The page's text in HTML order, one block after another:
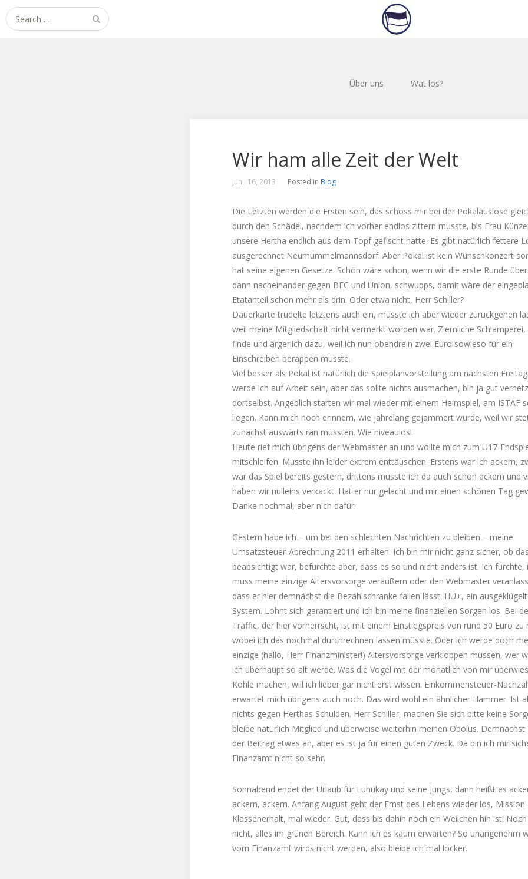
Search
for:
Über uns Wat los?
Wir ham alle Zeit der Welt
Juni, 16, 2013 Posted in Blog
Die Letzten werden die Ersten sein, das schoss mir bei der Pokalauslose
durch den Schädel, nachdem ich vorher endlos zittern musste, bis Frau
unsere Hertha endlich aus dem Topf gefischt hatte. Es gibt natürlich fettere
ausgerechnet Neumümmelmannsdorf. Aber Pokal ist kein Wunschkonzert
hat seine eigenen Gesetze. Schön wäre schon, wenn wir die erste Runde
dann nacheinander gegen BFC und Union, schwupps, damit wäre der
Etatanteil schon mehr als drin. Oder etwa nicht, Herr Schiller?
Dauerkarte trudelte letztens auch ein, musste ich aber wieder zurückgehen
weil meine Mitgliedschaft nicht vermerkt worden war. Ziemliche Schlamperei,
finde und ärgerlich dazu, weil ich nun obendrein zwei Euro sowieso für ein
Einschreiben berappen musste.
Viel besser als Pokal ist natürlich die Spielplanvorstellung am nächsten
werde ich auf Arbeit sein, aber das sollte nichts ausmachen, bin ja gut
dortselbst. Angeblich starten wir mal wieder mit einem Heimspiel, am ISTAF
liegen. Kann mich noch erinnern, wie jahrelang gejammert wurde, weil wir
zunächst auswärts ran mussten. Wie niveaulos!
Heute rief mich übrigens der Webmaster an und wollte mich zum U17-
mitschleifen. Musste ihn leider extrem enttäuschen. Erstens war ich ackern,
war das Spiel bereits gestern, drittens musste ich da auch schon ackern und
haben wir nulleins verkackt. Hat er nur gelacht und mir einen schönen Tag
Danke nochmal, aber nich dafür.
Gestern habe ich – um bei den schlechten Nachrichten zu bleiben – meine
Umsatzsteuer-Abrechnung 2011 erhalten. Ich bin mir nicht ganz sicher, ob
beabsichtigt war, befürchte aber, dass es so und nicht anders ist. Ich fürchte,
muss meine einzige Altersvorsorge veräußern oder den Webmaster
dass er hier demnächst die Bezahlschranke fallen lässt. HU+, ein
System. Lohnt sich garantiert und ich bin meine finanziellen Sorgen los. Bei
Traffic, der hier vorherrscht, ist mit einem Einstiegspreis von rund 50 Euro zu
wobei ich das nochmal durchrechnen lassen müsste. Oder ich werde doch
einzige (hallo, Herr Finanzminister!) Altersvorsorge verkloppen müssen, wer
ich überhaupt so alt werde. Was die Vögel mit der monatlich von mir
Kohle machen, will ich lieber gar nicht erst wissen. Einkommensteuer-
erwartet mich übrigens auch noch. Das wird wohl ein ähnlicher Hammer. Ist
nichts gegen Herthas Schulden. Herr Schiller, machen Sie sich bitte keine
bleibe natürlich Mitglied und überweise weiterhin meinen Obolus. Demnächst
der Beitrag etwas an, aber es ist ja für einen guten Zweck. Da bin ich mir
Finanzamt nicht so sehr.
Sonnabend endet der Urlaub für Luhukay und seine Jungs, dann heißt es
ackern, ackern. Anfang August geht der Ernst des Lebens wieder los, Mission
Klassenerhalt, mal wieder. Gut, dass bis dahin noch ein Weilchen hin ist.
nicht, alles im grünen Bereich. Kann ich es kaum erwarten? So unangenehm
vom Finanzamt wirds nicht werden, also bleibe ich mal locker.